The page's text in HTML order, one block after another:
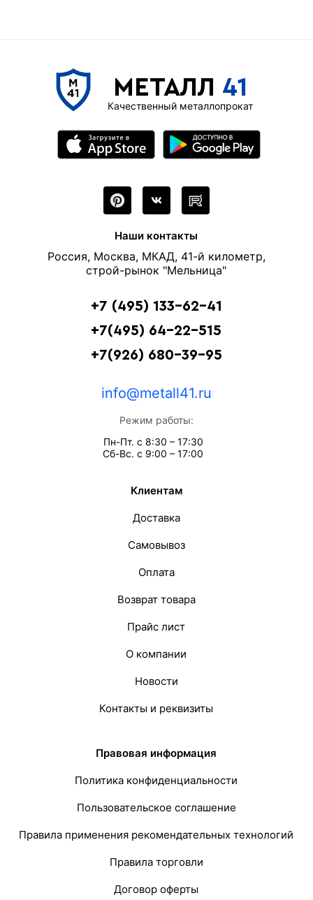
МЕТАЛЛ 41
Качественный металлопрокат
Наши контакты
Россия, Москва, МКАД, 41-й километр,
строй-рынок "Мельница"
+7 (495) 133-62-41
+7(495) 64-22-515
+7(926) 680-39-95
info@metall41.ru
Режим работы:
Пн-Пт. с 8:30 – 17:30
Сб-Вс. с 9:00 – 17:00
Клиентам
Доставка
Самовывоз
Оплата
Возврат товара
Прайс лист
О компании
Новости
Контакты и реквизиты
Правовая информация
Политика конфиденциальности
Пользовательское соглашение
Правила применения рекомендательных технологий
Правила торговли
Договор оферты